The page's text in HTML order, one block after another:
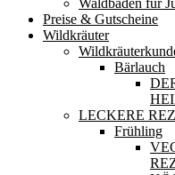
Waldbaden für
Preise & Gutscheine
Wildkräuter
Bärlauch
LECKERE
Frühling